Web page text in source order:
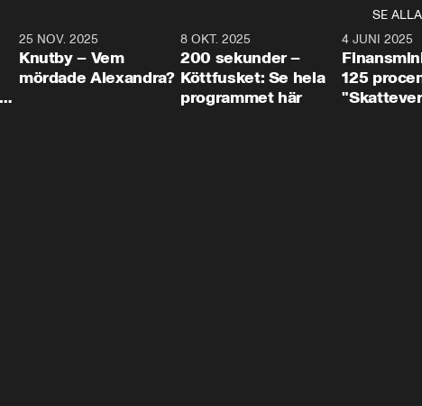
SE ALLA
31:05
25 NOV. 2025
Knutby – Vem
mördade Alexandra?
4:29
8 OKT. 2025
200 sekunder –
Köttfusket: Se hela
programmet här
4 JUNI 2025
125